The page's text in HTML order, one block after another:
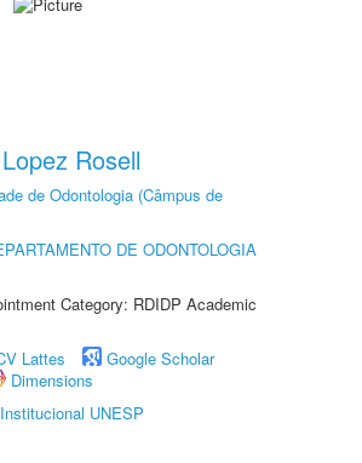
Rosell
de Odontologia (Câmpus de
DE ODONTOLOGIA
Category: RDIDP Academic
Lattes
Google Scholar
Dimensions
UNESP